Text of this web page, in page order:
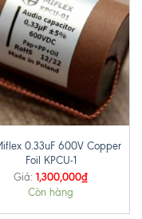
0.33uF 600V Copper
Foil KPCU-1
Giá: 1,300,000₫
Còn hàng